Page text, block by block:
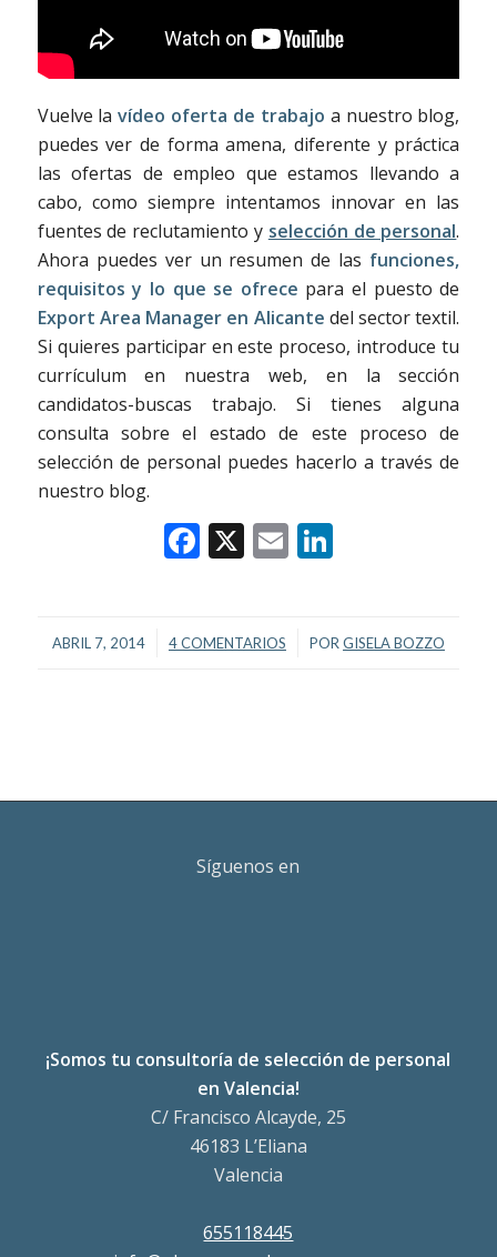
Vuelve lavídeo oferta de trabajo a nuestro blog,
puedes ver de forma amena, diferente y práctica
las ofertas de empleo que estamos llevando a
cabo, como siempre intentamos innovar en las
fuentes de reclutamiento y selección de personal.
Ahora puedes ver un resumen de las funciones,
requisitos y lo que se ofrece para el puesto de
Export Area Manager en Alicante del sector textil.
Si quieres participar en este proceso, introduce tu
currículum en nuestra web, en la sección
candidatos-buscas trabajo. Si tienes alguna
consulta sobre el estado de este proceso de
selección de personal puedes hacerlo a través de
nuestro blog.
Facebook
X EmailLinkedIn
ABRIL 7, 2014
/ 4 COMENTARIOS
/ PORGISELA BOZZO
Síguenos en
¡Somos tu consultoría de selección de personal
en Valencia!
C/ Francisco Alcayde, 25
46183 L’Eliana
Valencia
655118445